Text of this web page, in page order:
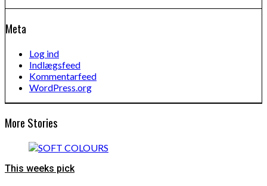
Meta
Log ind
Indlægsfeed
Kommentarfeed
WordPress.org
More Stories
This weeks pick